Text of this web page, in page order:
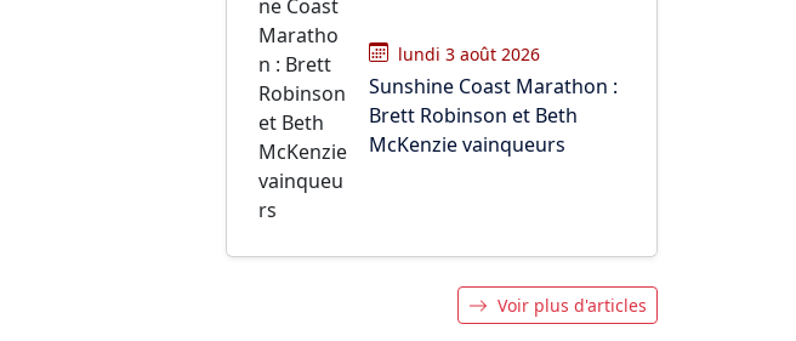
lundi 3 août 2026
Sunshine Coast Marathon :
Brett Robinson et Beth
McKenzie vainqueurs
Voir plus d'articles